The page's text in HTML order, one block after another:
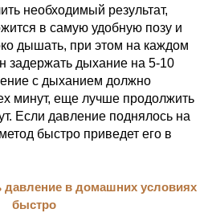
необходимый результат,
в самую удобную позу и
дышать, при этом на каждом
задержать дыхание на 5-10
с дыханием должно
минут, еще лучше продолжить
Если давление поднялось на
быстро приведет его в